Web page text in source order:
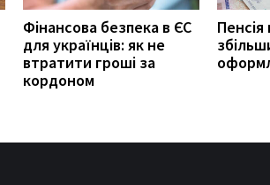
Фінансова безпека в ЄС
для українців: як не
втратити гроші за
кордоном
Пенсія